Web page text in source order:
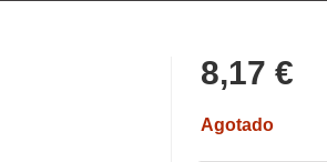
8,17 €
Agotado